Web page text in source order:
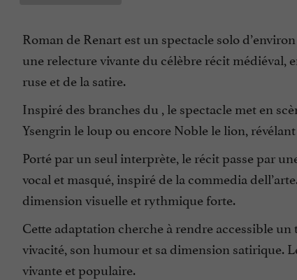
Roman de Renart est un spectacle solo
une relecture vivante du célèbre récit médiéval,
ruse et de la satire.
Inspiré des branches du , le spectacle met en
Ysengrin le loup ou encore Noble le lion,
Porté par un seul interprète, le récit passe par
vocal et masqué, inspiré de la commedia
dimension visuelle et rythmique forte.
Cette adaptation cherche à rendre accessible
vivacité, son humour et sa dimension satirique.
vivante et populaire.